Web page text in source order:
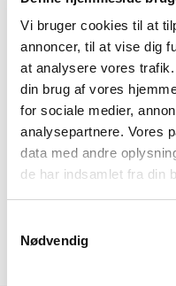
Vi bruger cookies til at
annoncer, til at vise dig
at analysere vores
din brug af vores
for sociale medier,
analysepartnere. Vores
data med andre
de har indsamlet fra din
Nødvendig
Danmarks
på dine interesser
fredag udsender vi et
sammenkog af de
du mulighed for at
tema-nyhedsbreve,
ikke i et fast interval,